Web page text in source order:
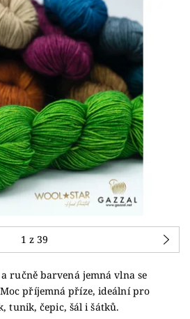
1 z 39
ručně barvená jemná vlna se
příjemná příze, ideální pro
tunik, čepic, šál i šátků.